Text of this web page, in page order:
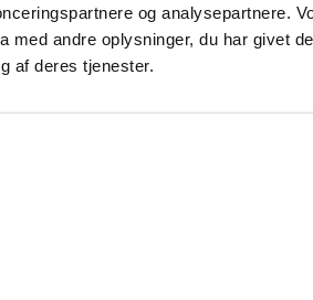
og analysepartnere.
med andre oplysninger, du har givet
af deres tjenester.
løbegård